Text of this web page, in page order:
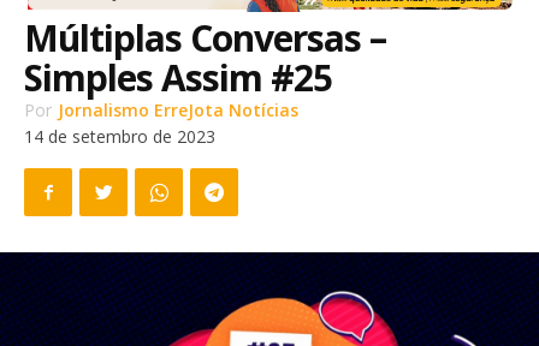
Múltiplas Conversas –
Simples Assim #25
Por Jornalismo ErreJota Notícias
14 de setembro de 2023